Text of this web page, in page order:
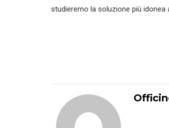
studieremo la soluzione più idonea